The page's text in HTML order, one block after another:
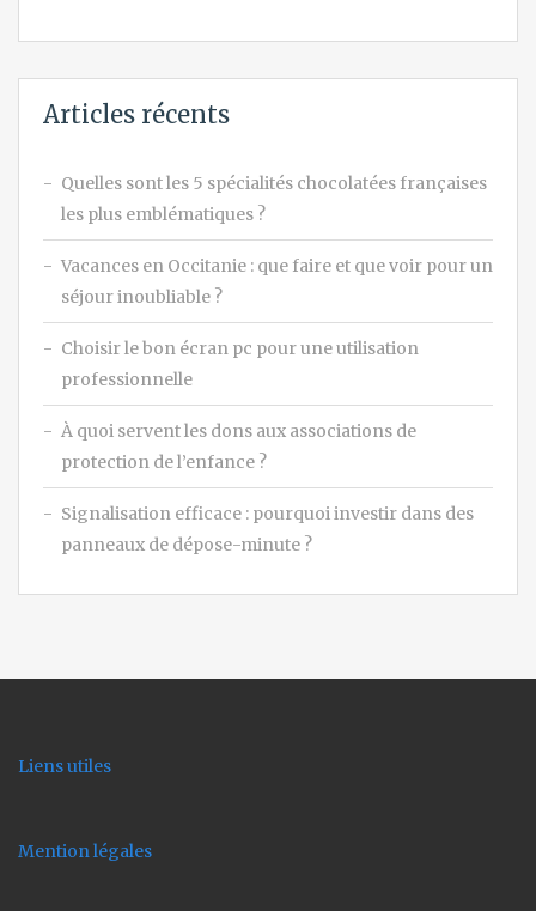
Articles récents
Quelles sont les 5 spécialités chocolatées françaises
les plus emblématiques ?
Vacances en Occitanie : que faire et que voir pour un
séjour inoubliable ?
Choisir le bon écran pc pour une utilisation
professionnelle
À quoi servent les dons aux associations de
protection de l’enfance ?
Signalisation efficace : pourquoi investir dans des
panneaux de dépose-minute ?
Liens utiles
Mention légales